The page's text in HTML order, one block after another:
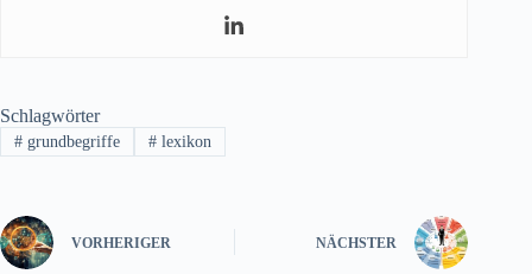
Schlagwörter
#grundbegriffe #lexikon
VORHERIGER NÄCHSTER